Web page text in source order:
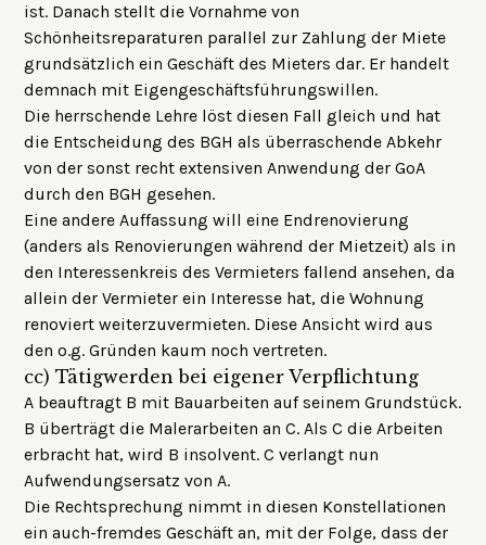
ist. Danach stellt die Vornahme von
Schönheitsreparaturen parallel zur Zahlung der Miete
grundsätzlich ein Geschäft des Mieters dar. Er handelt
demnach mit Eigengeschäftsführungswillen.
Die herrschende Lehre löst diesen Fall gleich und hat
die Entscheidung des BGH als überraschende Abkehr
von der sonst recht extensiven Anwendung der GoA
durch den BGH gesehen.
Eine andere Auffassung will eine Endrenovierung
(anders als Renovierungen während der Mietzeit) als in
den Interessenkreis des Vermieters fallend ansehen, da
allein der Vermieter ein Interesse hat, die Wohnung
renoviert weiterzuvermieten. Diese Ansicht wird aus
den o.g. Gründen kaum noch vertreten.
cc) Tätigwerden bei eigener Verpflichtung
A beauftragt B mit Bauarbeiten auf seinem Grundstück.
B überträgt die Malerarbeiten an C. Als C die Arbeiten
erbracht hat, wird B insolvent. C verlangt nun
Aufwendungsersatz von A.
Die Rechtsprechung nimmt in diesen Konstellationen
ein auch-fremdes Geschäft an, mit der Folge, dass der